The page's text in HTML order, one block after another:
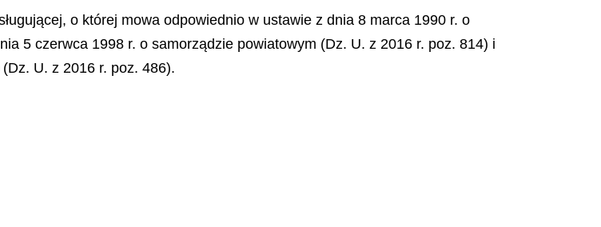
o której mowa odpowiednio w ustawie z dnia 8 marca 1990 r. o
5 czerwca 1998 r. o samorządzie powiatowym (Dz. U. z 2016 r. poz. 814) i
U. z 2016 r. poz. 486).